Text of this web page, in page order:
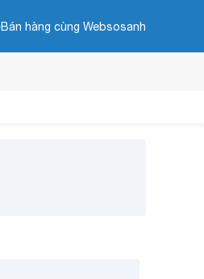
Bán hàng cùng Websosanh